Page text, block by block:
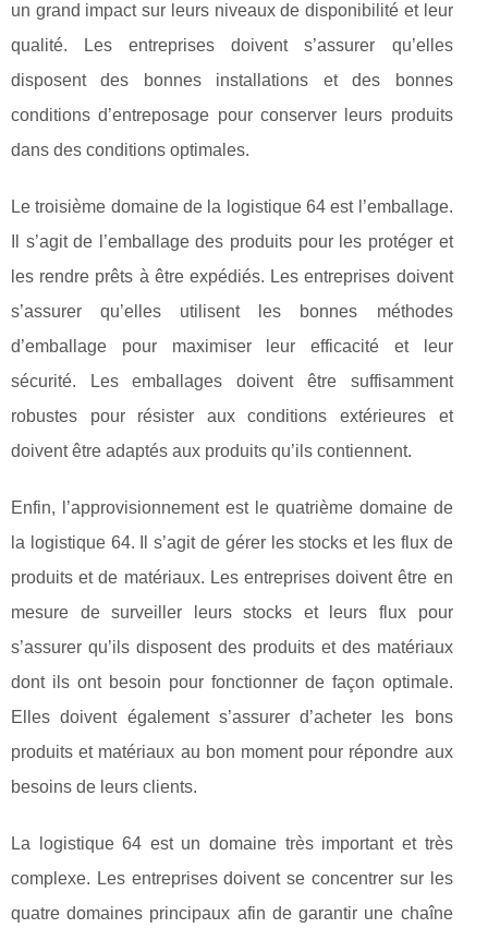
un grand impact sur leurs niveaux de disponibilité et leur
qualité. Les entreprises doivent s’assurer qu’elles
disposent des bonnes installations et des bonnes
conditions d’entreposage pour conserver leurs produits
dans des conditions optimales.
Le troisième domaine de la logistique 64 est l’emballage.
Il s’agit de l’emballage des produits pour les protéger et
les rendre prêts à être expédiés. Les entreprises doivent
s’assurer qu’elles utilisent les bonnes méthodes
d’emballage pour maximiser leur efficacité et leur
sécurité. Les emballages doivent être suffisamment
robustes pour résister aux conditions extérieures et
doivent être adaptés aux produits qu’ils contiennent.
Enfin, l’approvisionnement est le quatrième domaine de
la logistique 64. Il s’agit de gérer les stocks et les flux de
produits et de matériaux. Les entreprises doivent être en
mesure de surveiller leurs stocks et leurs flux pour
s’assurer qu’ils disposent des produits et des matériaux
dont ils ont besoin pour fonctionner de façon optimale.
Elles doivent également s’assurer d’acheter les bons
produits et matériaux au bon moment pour répondre aux
besoins de leurs clients.
La logistique 64 est un domaine très important et très
complexe. Les entreprises doivent se concentrer sur les
quatre domaines principaux afin de garantir une chaîne